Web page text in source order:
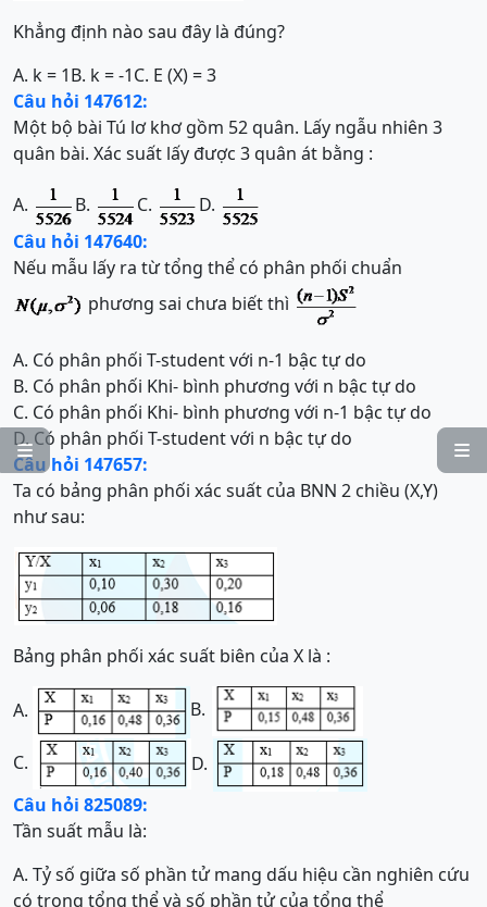


Khẳng định nào sau đây là đúng?
A. k = 1B. k = -1C. E (X) = 3
Câu hỏi 147612:
Một bộ bài Tú lơ khơ gồm 52 quân. Lấy ngẫu nhiên 3
quân bài. Xác suất lấy được 3 quân át bằng :
A. B. C.
D.
Câu hỏi 147640:
Nếu mẫu lấy ra từ tổng thể có phân phối chuẩn
phương sai chưa biết thì
A. Có phân phối T-student với n-1 bậc tự do
B. Có phân phối Khi- bình phương với n bậc tự do
C. Có phân phối Khi- bình phương với n-1 bậc tự do
D. Có phân phối T-student với n bậc tự do
Câu hỏi 147657:
Ta có bảng phân phối xác suất của BNN 2 chiều (X,Y)
như sau:
Bảng phân phối xác suất biên của X là :
A. B.
C.
D.
Câu hỏi 825089:
Tần suất mẫu là:
A. Tỷ số giữa số phần tử mang dấu hiệu cần nghiên cứu
có trong tổng thể và số phần tử của tổng thể